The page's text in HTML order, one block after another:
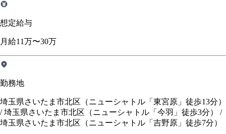
想定給与
月給11万〜30万
勤務地
埼玉県さいたま市北区（ニューシャトル「東宮原」徒歩13分）
/ 埼玉県さいたま市北区（ニューシャトル「今羽」徒歩3分） /
埼玉県さいたま市北区（ニューシャトル「吉野原」徒歩7分）